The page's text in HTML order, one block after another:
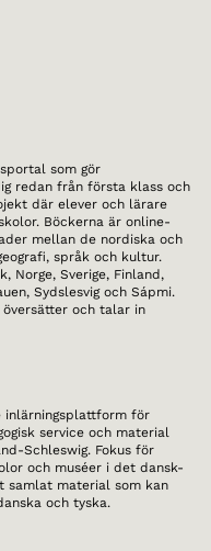
som gör
redan från första klass och
där elever och lärare
Böckerna är online-
mellan de nordiska och
språk och kultur.
Norge, Sverige, Finland,
Sydslesvig och Sápmi.
översätter och talar in
inlärningsplattform för
service och material
Schleswig. Fokus för
och muséer i det dansk-
samlat material som kan
och tyska.